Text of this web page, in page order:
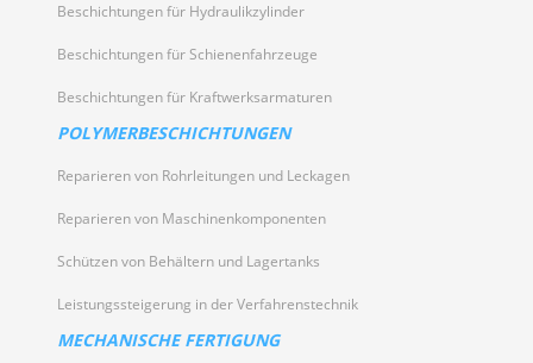
Beschichtungen für Hydraulikzylinder
Beschichtungen für Schienenfahrzeuge
Beschichtungen für Kraftwerksarmaturen
POLYMERBESCHICHTUNGEN
Reparieren von Rohrleitungen und Leckagen
Reparieren von Maschinenkomponenten
Schützen von Behältern und Lagertanks
Leistungssteigerung in der Verfahrenstechnik
MECHANISCHE FERTIGUNG